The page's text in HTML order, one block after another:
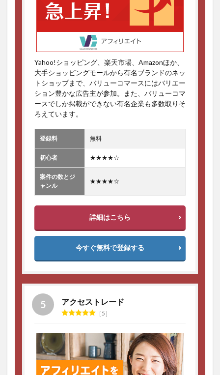
Yahoo!ショッピング、楽天市場、Amazonほか、
大手ショッピングモールから有名ブランドのネッ
トショップまで、バリューコマースにはバリエー
ション豊かな広告主が参加。また、バリューコマ
ースでしか掲載ができない有名企業も多数取りそ
ろえています。
登録料 無料
初心者 ★★★★☆
案件の数とジ
ャンル
★★★★☆
詳細はこちら
今すぐ無料で登録する
アクセストレード
5